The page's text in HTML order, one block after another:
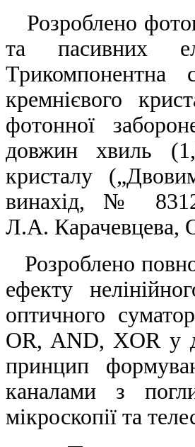
Розроблено
та пасивних
Трикомпонентна
кремнієвого
фотонної
довжин хвиль
кристалу
винахід, №
Л.А. Карачевцева,
Розроблено
ефекту
оптичного
OR, AND, XOR у
принцип
каналами з
мікроскопії та